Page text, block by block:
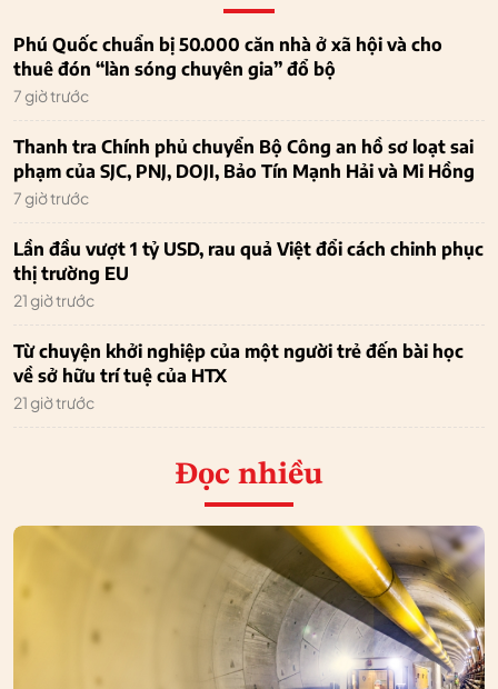
Phú Quốc chuẩn bị 50.000 căn nhà ở xã hội và cho
thuê đón “làn sóng chuyên gia” đổ bộ
7 giờ trước
Thanh tra Chính phủ chuyển Bộ Công an hồ sơ loạt sai
phạm của SJC, PNJ, DOJI, Bảo Tín Mạnh Hải và Mi Hồng
7 giờ trước
Lần đầu vượt 1 tỷ USD, rau quả Việt đổi cách chinh phục
thị trường EU
21 giờ trước
Từ chuyện khởi nghiệp của một người trẻ đến bài học
về sở hữu trí tuệ của HTX
21 giờ trước
Đọc nhiều